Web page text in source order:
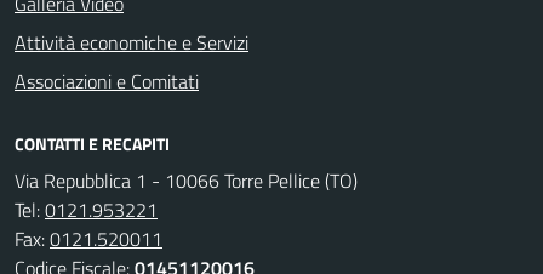
Attività economiche e Servizi
Associazioni e Comitati
CONTATTI E RECAPITI
Via Repubblica 1 - 10066 Torre Pellice (TO)
Tel:0121.953221
Fax:0121.520011
Codice Fiscale:01451120016